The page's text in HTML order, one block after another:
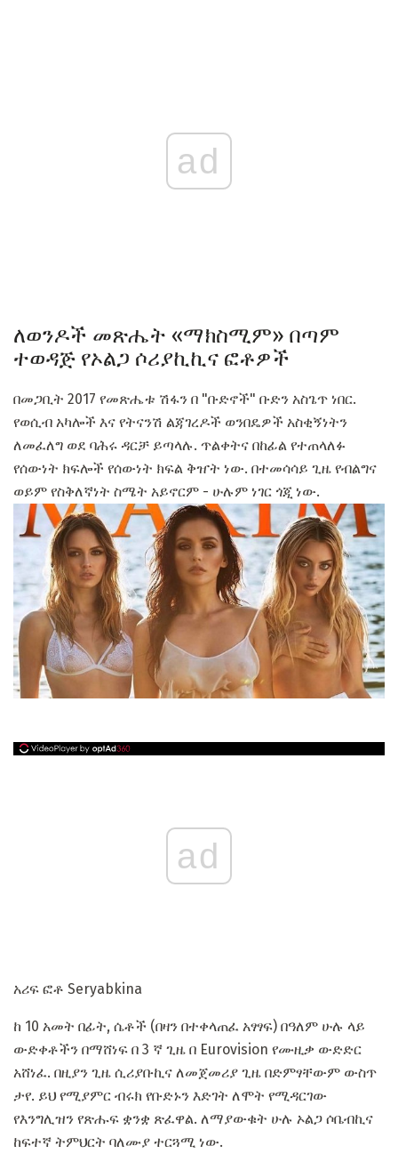
ad
ለወንዶች መጽሔት «ማክስሚም» በጣም
ተወዳጅ የኦልጋ ሶሪያኪኪና ፎቶዎች
በመጋቢት 2017 የመጽሔቱ ሽፋን በ "ቡድኖች" ቡድን አስጌጥ ነበር.
የወሲብ አካሎች እና የትናንሽ ልጃገረዶች ወንበዴዎች አስቂኝነትን
ለመፈለግ ወደ ባሕሩ ዳርቻ ይጣላሉ. ጥልቀትና በከፊል የተጠላለፉ
የሰውነት ክፍሎች የሰውነት ክፍል ቅዠት ነው. በተመሳሳይ ጊዜ የብልግና
ወይም የስቅለኛነት ስሜት አይኖርም - ሁሉም ነገር ጎጂ ነው.
ad
አሪፍ ፎቶ Seryabkina
ከ 10 አመት በፊት, ሴቶች (በዛን በተቀላጠፈ አፃፃፍ) በዓለም ሁሉ ላይ
ውድቀቶችን በማሸነፍ በ 3 ኛ ጊዜ በ Eurovision የሙዚቃ ውድድር
አሸነፈ. በዚያን ጊዜ ሲሪያቡኪና ለመጀመሪያ ጊዜ በድምፃቸውም ውስጥ
ታየ. ይህ የሚያምር ብሩክ የቡድኑን እድገት ለሞት የሚዳርገው
የእንግሊዝን የጽሑፍ ቋንቋ ጽፈዋል. ለማያውቁት ሁሉ ኦልጋ ሶቤብኪና
ከፍተኛ ትምህርት ባለሙያ ተርጓሚ ነው.